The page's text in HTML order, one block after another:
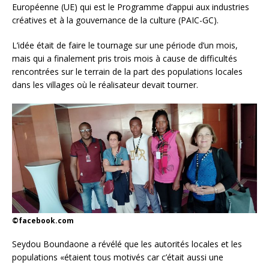
Européenne (UE) qui est le Programme d’appui aux industries
créatives et à la gouvernance de la culture (PAIC-GC).
L’idée était de faire le tournage sur une période d’un mois,
mais qui a finalement pris trois mois à cause de difficultés
rencontrées sur le terrain de la part des populations locales
dans les villages où le réalisateur devait tourner.
©facebook.com
Seydou Boundaone a révélé que les autorités locales et les
populations «étaient tous motivés car c’était aussi une